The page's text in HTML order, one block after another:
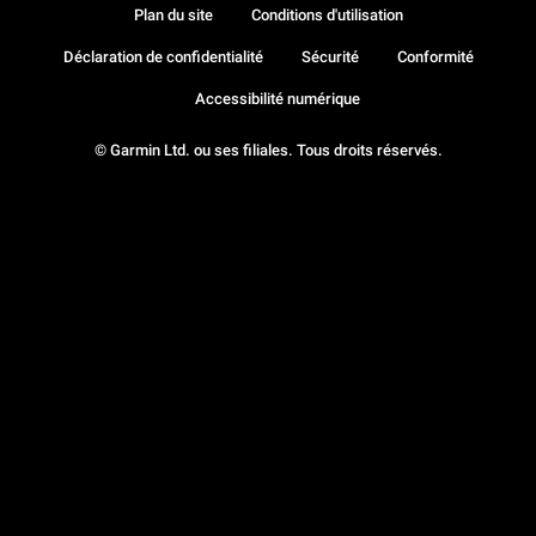
© Garmin Ltd. ou ses filiales. Tous droits réservés.
Plan du site Conditions d'utilisation
Déclaration de confidentialité Sécurité Conformité
Accessibilité numérique